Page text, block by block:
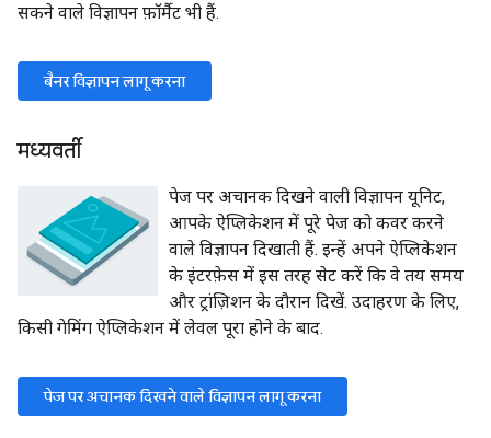
सकने वाले विज्ञापन फ़ॉर्मैट भी हैं.
बैनर विज्ञापन लागू करना
मध्यवर्ती
पेज पर अचानक दिखने वाली विज्ञापन यूनिट,
आपके ऐप्लिकेशन में पूरे पेज को कवर करने
वाले विज्ञापन दिखाती हैं. इन्हें अपने ऐप्लिकेशन
के इंटरफ़ेस में इस तरह सेट करें कि वे तय समय
और ट्रांज़िशन के दौरान दिखें. उदाहरण के लिए,
किसी गेमिंग ऐप्लिकेशन में लेवल पूरा होने के बाद.
पेज पर अचानक दिखने वाले विज्ञापन लागू करना